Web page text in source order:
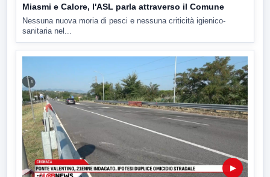
Miasmi e Calore, l'ASL parla attraverso il Comune
Nessuna nuova moria di pesci e nessuna criticità igienico-
sanitaria nel...
▶